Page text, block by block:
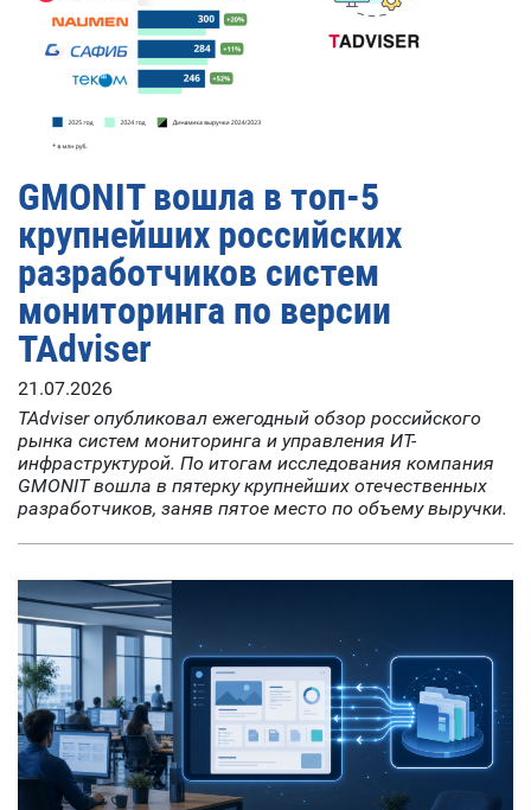
GMONIT вошла в топ-5
крупнейших российских
разработчиков систем
мониторинга по версии
TAdviser
21.07.2026
TAdviser опубликовал ежегодный обзор российского
рынка систем мониторинга и управления ИТ-
инфраструктурой. По итогам исследования компания
GMONIT вошла в пятерку крупнейших отечественных
разработчиков, заняв пятое место по объему выручки.